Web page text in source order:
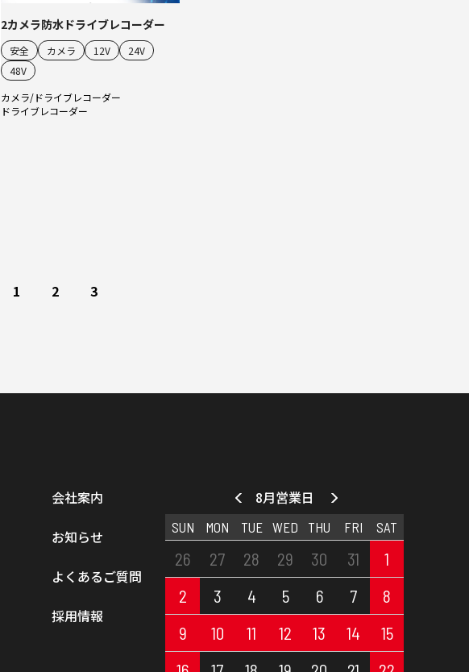
2カメラ防水ドライブレコーダー
安全 カメラ 12V
24V
48V
カメラ/ドライブレコーダー
ドライブレコーダー
1 2 3
会社案内
お知らせ
よくあるご質問
採用情報
8月営業日
SUN MON TUE WED THU FRI SAT
26 27 28 29 30 31
1
2
3 4 5 6 7
8
9
10 11 12 13 14
15